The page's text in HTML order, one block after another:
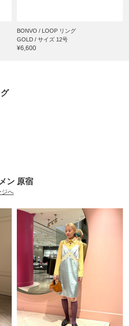
BONVO / LOOP リング
GOLD / サイズ 12号
¥6,600
ン 原宿
ジへ